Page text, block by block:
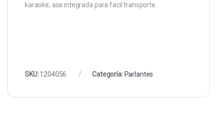
karaoke, asa integrada para facil transporte.
SKU:1204056 Categoría: Parlantes